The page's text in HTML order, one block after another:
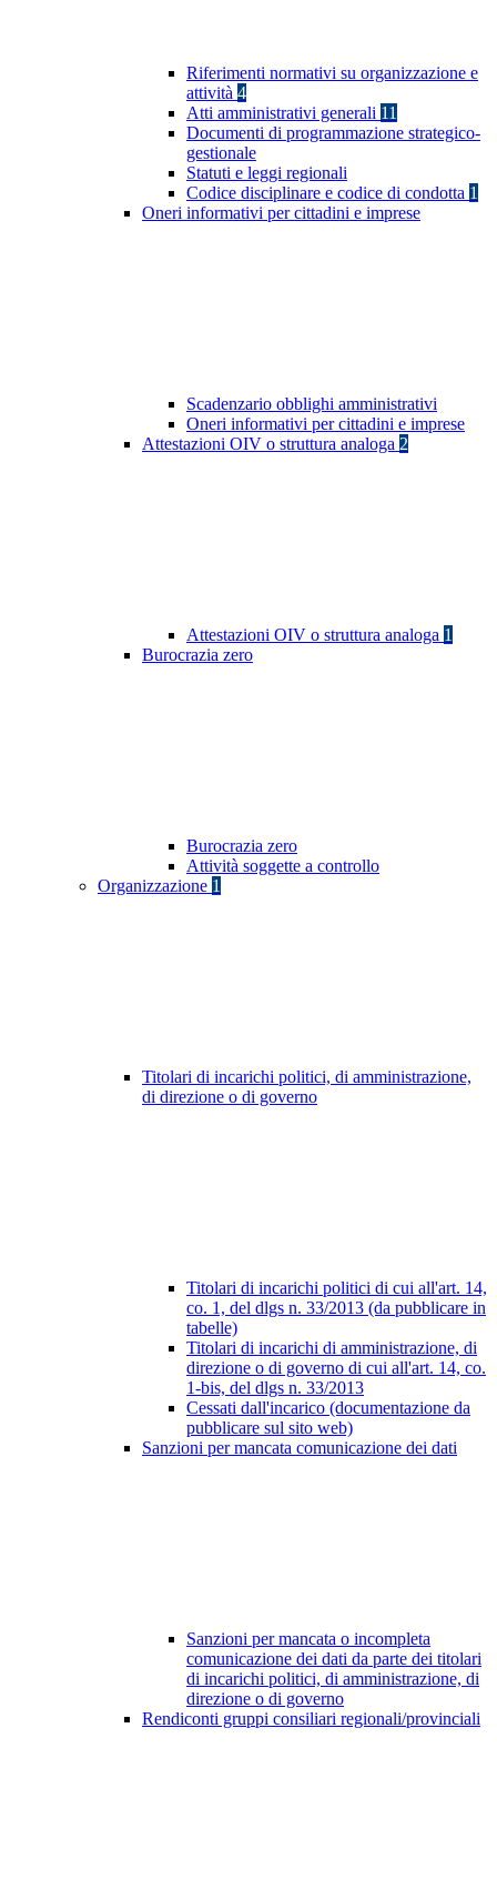
Riferimenti normativi su organizzazione e
attività 4
Atti amministrativi generali 11
Documenti di programmazione strategico-
gestionale
Statuti e leggi regionali
Codice disciplinare e codice di condotta 1
Oneri informativi per cittadini e imprese
Scadenzario obblighi amministrativi
Oneri informativi per cittadini e imprese
Attestazioni OIV o struttura analoga 2
Attestazioni OIV o struttura analoga 1
Burocrazia zero
Burocrazia zero
Attività soggette a controllo
Organizzazione 1
Titolari di incarichi politici, di amministrazione,
di direzione o di governo
Titolari di incarichi politici di cui all'art. 14,
co. 1, del dlgs n. 33/2013 (da pubblicare in
tabelle)
Titolari di incarichi di amministrazione, di
direzione o di governo di cui all'art. 14, co.
1-bis, del dlgs n. 33/2013
Cessati dall'incarico (documentazione da
pubblicare sul sito web)
Sanzioni per mancata comunicazione dei dati
Sanzioni per mancata o incompleta
comunicazione dei dati da parte dei titolari
di incarichi politici, di amministrazione, di
direzione o di governo
Rendiconti gruppi consiliari regionali/provinciali